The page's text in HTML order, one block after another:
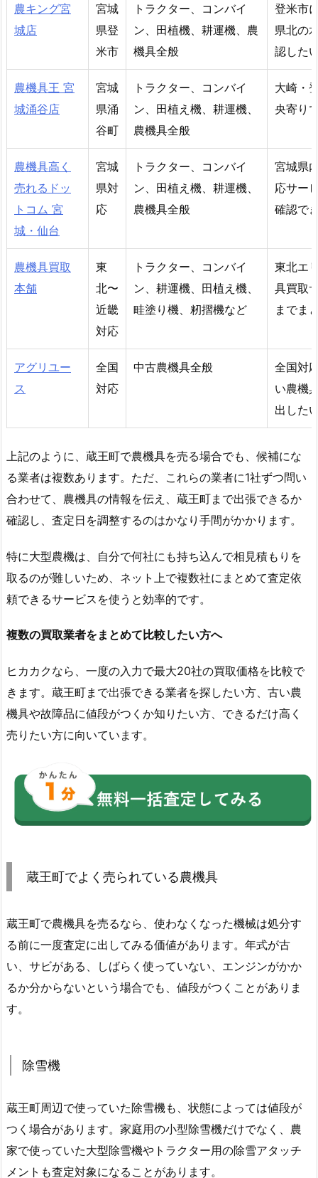
農キング宮
城店
宮城
県登
米市
トラクター、コンバイ
ン、田植機、耕運機、農
機具全般
登米市
県北の
認した
農機具王 宮
城涌谷店
宮城
県涌
谷町
トラクター、コンバイ
ン、田植え機、耕運機、
農機具全般
大崎・
央寄り
農機具高く
売れるドッ
トコム 宮
城・仙台
宮城
県対
応
トラクター、コンバイ
ン、田植え機、耕運機、
農機具全般
宮城県
応サー
確認で
農機具買取
本舗
東
北〜
近畿
対応
トラクター、コンバイ
ン、耕運機、田植え機、
畦塗り機、籾摺機など
東北エ
具買取
までま
アグリユー
ス
全国
対応
中古農機具全般
全国対
い農機
出した
上記のように、蔵王町で農機具を売る場合でも、候補にな
る業者は複数あります。ただ、これらの業者に1社ずつ問い
合わせて、農機具の情報を伝え、蔵王町まで出張できるか
確認し、査定日を調整するのはかなり手間がかかります。
特に大型農機は、自分で何社にも持ち込んで相見積もりを
取るのが難しいため、ネット上で複数社にまとめて査定依
頼できるサービスを使うと効率的です。
複数の買取業者をまとめて比較したい方へ
ヒカカクなら、一度の入力で最大20社の買取価格を比較で
きます。蔵王町まで出張できる業者を探したい方、古い農
機具や故障品に値段がつくか知りたい方、できるだけ高く
売りたい方に向いています。
蔵王町でよく売られている農機具
蔵王町で農機具を売るなら、使わなくなった機械は処分す
る前に一度査定に出してみる価値があります。年式が古
い、サビがある、しばらく使っていない、エンジンがかか
るか分からないという場合でも、値段がつくことがありま
す。
除雪機
蔵王町周辺で使っていた除雪機も、状態によっては値段が
つく場合があります。家庭用の小型除雪機だけでなく、農
家で使っていた大型除雪機やトラクター用の除雪アタッチ
メントも査定対象になることがあります。